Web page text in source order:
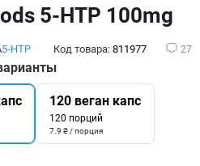
5-HTP 100mg
5-HTP Код товара:811977 27
120 веган капс
120 порций
7.9 ₴ / порция